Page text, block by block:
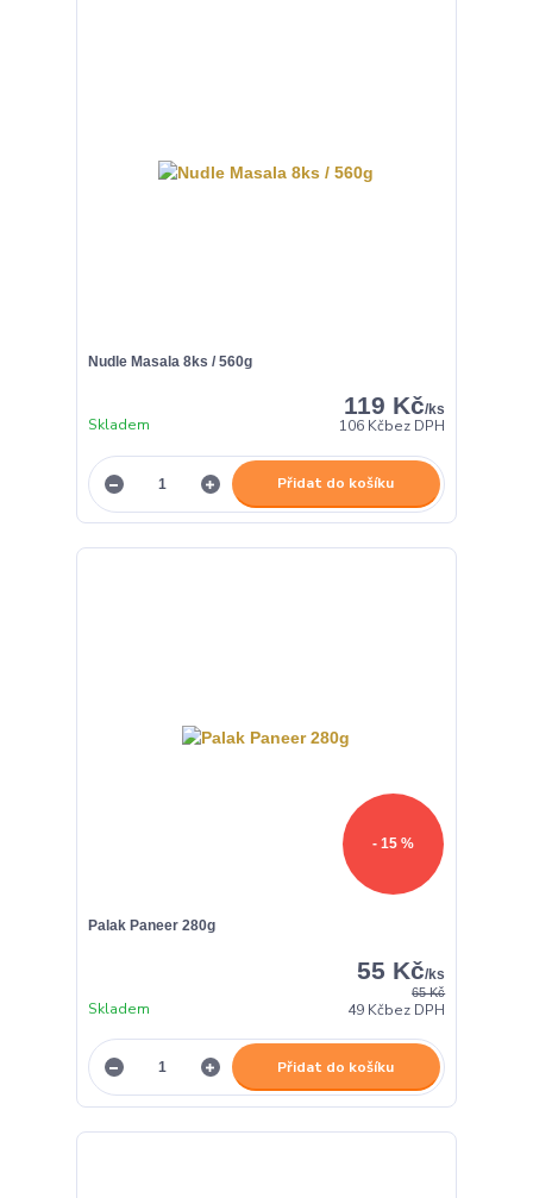
Nudle Masala 8ks / 560g
119 Kč/ks
106 Kčbez DPH
Skladem
Přidat do košíku
- 15 %
Palak Paneer 280g
65 Kč
55 Kč/ks
49 Kčbez DPH
Skladem
Přidat do košíku